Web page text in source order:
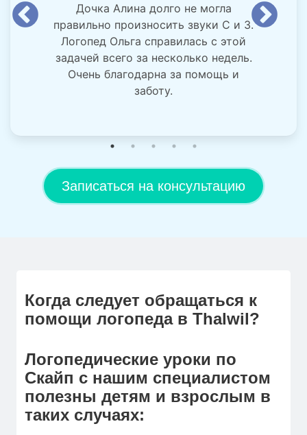
Дочка Алина долго не могла
правильно произносить звуки С и З.
Логопед Ольга справилась с этой
задачей всего за несколько недель.
Очень благодарна за помощь и
заботу.
Записаться на консультацию
Когда следует обращаться к
помощи логопеда в Thalwil?
Логопедические уроки по
Скайп с нашим специалистом
полезны детям и взрослым в
таких случаях: